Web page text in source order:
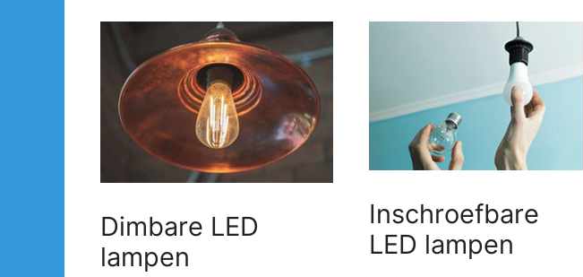
Dimbare LED
lampen
Inschroefbare
LED lampen